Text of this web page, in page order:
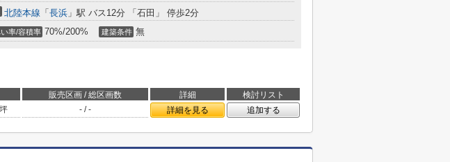
北陸本線 「 長浜 」駅 バス12分 「石田」 停歩2分
率/容積率 70%/200% 建築条件 無
販売区画 / 総区画数 詳細
検討リスト
- / - 詳細を見る 追加する